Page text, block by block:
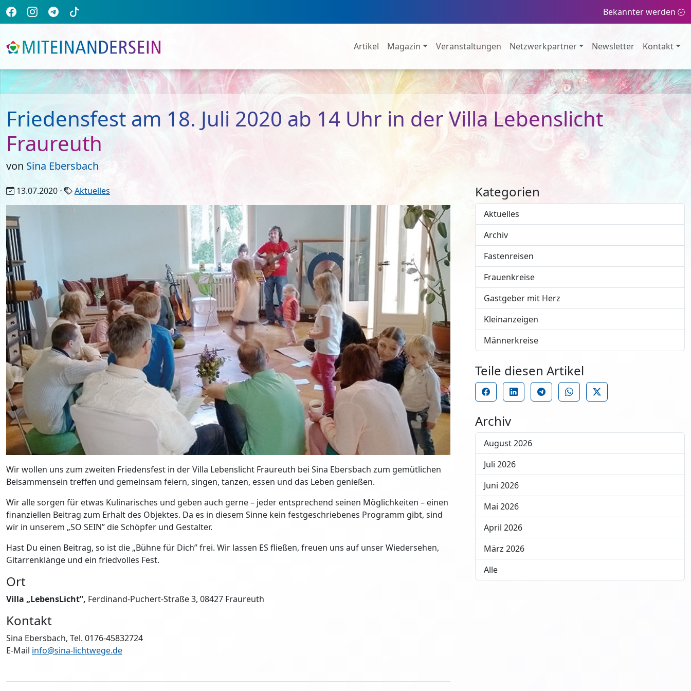
Bekannter werden
Artikel Magazin Veranstaltungen Netzwerkpartner Newsletter Kontakt
Friedensfest am 18. Juli 2020 ab 14 Uhr in der Villa Lebenslicht
Fraureuth
von Sina Ebersbach
13.07.2020 ⋅ Aktuelles
Wir wollen uns zum zweiten Friedensfest in der Villa Lebenslicht Fraureuth bei Sina Ebersbach zum gemütlichen
Beisammensein treffen und gemeinsam feiern, singen, tanzen, essen und das Leben genießen.
Wir alle sorgen für etwas Kulinarisches und geben auch gerne – jeder entsprechend seinen Möglichkeiten – einen
finanziellen Beitrag zum Erhalt des Objektes. Da es in diesem Sinne kein festgeschriebenes Programm gibt, sind
wir in unserem „SO SEIN” die Schöpfer und Gestalter.
Hast Du einen Beitrag, so ist die „Bühne für Dich” frei. Wir lassen ES fließen, freuen uns auf unser Wiedersehen,
Gitarrenklänge und ein friedvolles Fest.
Ort
Villa „LebensLicht”, Ferdinand-Puchert-Straße 3, 08427 Fraureuth
Kontakt
Sina Ebersbach, Tel. 0176-45832724
E-Mail info@sina-lichtwege.de
Kategorien
Aktuelles
Archiv
Fastenreisen
Frauenkreise
Gastgeber mit Herz
Kleinanzeigen
Männerkreise
Teile diesen Artikel
Archiv
August 2026
Juli 2026
Juni 2026
Mai 2026
April 2026
März 2026
Alle